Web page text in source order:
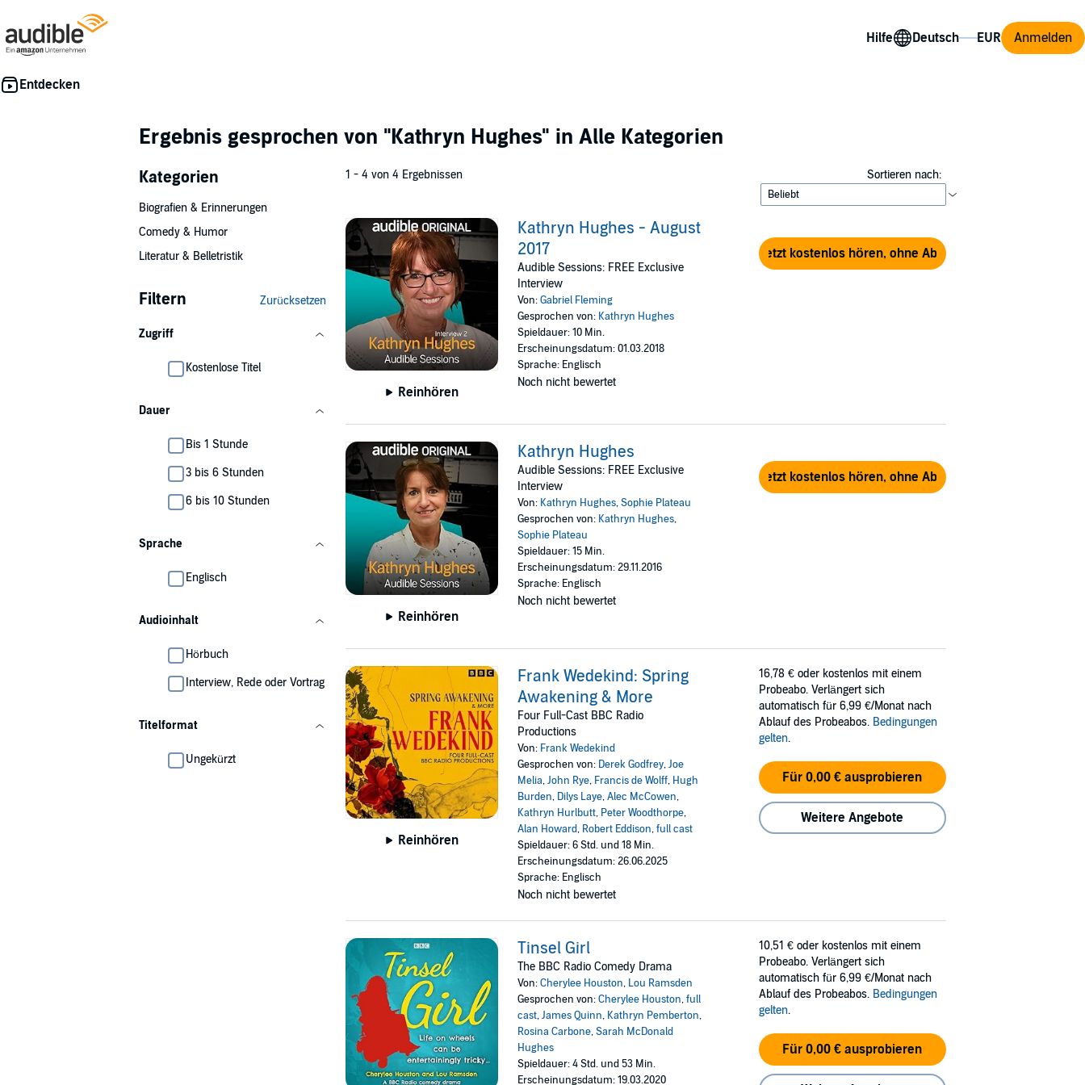
Hilfe Anmelden
Ergebnis gesprochen von "Kathryn Hughes" in Alle Kategorien
Kategorien
Biografien & Erinnerungen
Comedy & Humor
Literatur & Belletristik
Filtern Zurücksetzen
Zugriff
Kostenlose Titel
Dauer
Bis 1 Stunde
3 bis 6 Stunden
6 bis 10 Stunden
Sprache
Englisch
Audioinhalt
Hörbuch
Interview, Rede oder Vortrag
Titelformat
Ungekürzt
1 - 4 von 4 Ergebnissen Sortieren nach:
Reinhören
Kathryn Hughes - August
2017
Audible Sessions: FREE Exclusive
Interview
Von:Gabriel Fleming
Gesprochen von: Kathryn Hughes
Spieldauer: 10 Min.
Erscheinungsdatum: 01.03.2018
Sprache: Englisch
Noch nicht bewertet
Jetzt kostenlos hören, ohne Abo
Reinhören
Kathryn Hughes
Audible Sessions: FREE Exclusive
Interview
Von: Kathryn Hughes,Sophie Plateau
Gesprochen von: Kathryn Hughes,
Sophie Plateau
Spieldauer: 15 Min.
Erscheinungsdatum: 29.11.2016
Sprache: Englisch
Noch nicht bewertet
Jetzt kostenlos hören, ohne Abo
Reinhören
Frank Wedekind: Spring
Awakening & More
Four Full-Cast BBC Radio
Productions
Von: Frank Wedekind
Gesprochen von: Derek Godfrey,Joe
Melia,John Rye, Francis de Wolff, Hugh
Burden, Dilys Laye,Alec McCowen,
Kathryn Hurlbutt, Peter Woodthorpe,
Alan Howard, Robert Eddison,full cast
Spieldauer: 6 Std. und 18 Min.
Erscheinungsdatum: 26.06.2025
Sprache: Englisch
Noch nicht bewertet
16,78 € oder kostenlos mit einem
Probeabo. Verlängert sich
automatisch für 6,99 €/Monat nach
Ablauf des Probeabos. Bedingungen
gelten.
Für 0,00 € ausprobieren
Weitere Angebote
Tinsel Girl
The BBC Radio Comedy Drama
Von:Cherylee Houston, Lou Ramsden
Gesprochen von:Cherylee Houston,full
cast,James Quinn, Kathryn Pemberton,
Rosina Carbone,Sarah McDonald
Hughes
Spieldauer: 4 Std. und 53 Min.
Erscheinungsdatum: 19.03.2020
10,51 € oder kostenlos mit einem
Probeabo. Verlängert sich
automatisch für 6,99 €/Monat nach
Ablauf des Probeabos. Bedingungen
gelten.
Für 0,00 € ausprobieren